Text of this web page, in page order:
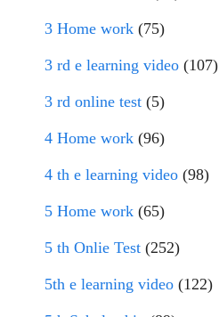
3 Home work (75)
3 rd e learning video (107)
3 rd online test (5)
4 Home work (96)
4 th e learning video (98)
5 Home work (65)
5 th Onlie Test (252)
5th e learning video (122)